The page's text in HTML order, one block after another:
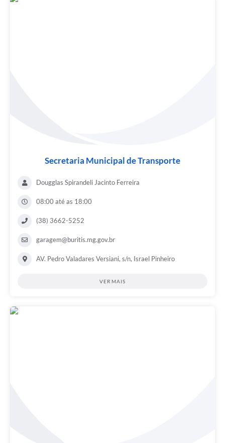
Secretaria Municipal de Transporte
Dougglas Spirandeli Jacinto Ferreira
08:00 até as 18:00
(38) 3662-5252
garagem@buritis.mg.gov.br
AV. Pedro Valadares Versiani, s/n, Israel Pinheiro
VER MAIS